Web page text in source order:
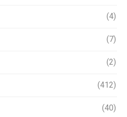
(4)
(7)
(2)
(412)
(40)